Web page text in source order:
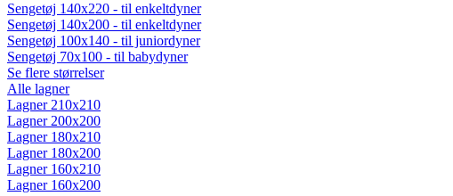
Sengetøj 140x220 - til enkeltdyner
Sengetøj 140x200 - til enkeltdyner
Sengetøj 100x140 - til juniordyner
Sengetøj 70x100 - til babydyner
Se flere størrelser
Alle lagner
Lagner 210x210
Lagner 200x200
Lagner 180x210
Lagner 180x200
Lagner 160x210
Lagner 160x200